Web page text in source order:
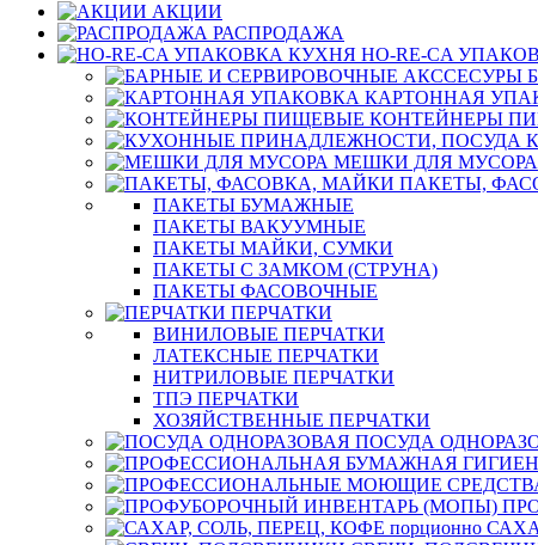
АКЦИИ
РАСПРОДАЖА
HO-RE-CA
КАРТОННАЯ
КОНТЕЙНЕРЫ
МЕШКИ ДЛЯ МУСОРА
ПАКЕТЫ,
ПАКЕТЫ БУМАЖНЫЕ
ПАКЕТЫ ВАКУУМНЫЕ
ПАКЕТЫ МАЙКИ, СУМКИ
ПАКЕТЫ С ЗАМКОМ (СТРУНА)
ПАКЕТЫ ФАСОВОЧНЫЕ
ПЕРЧАТКИ
ВИНИЛОВЫЕ ПЕРЧАТКИ
ЛАТЕКСНЫЕ ПЕРЧАТКИ
НИТРИЛОВЫЕ ПЕРЧАТКИ
ТПЭ ПЕРЧАТКИ
ХОЗЯЙСТВЕННЫЕ ПЕРЧАТКИ
ПОСУДА